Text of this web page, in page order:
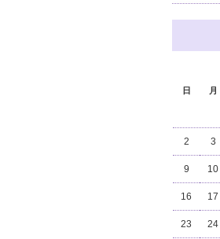
日 月
2 3
9 10
16 17
23 24